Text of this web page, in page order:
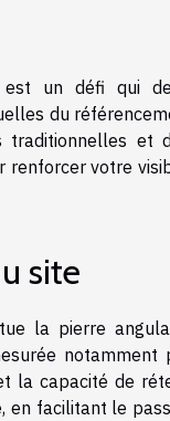
un défi qui
du
et
votre
site
la pierre
la capacité de
facilitant le